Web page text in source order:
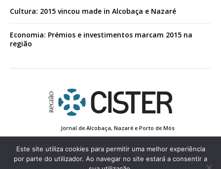
Cultura: 2015 vincou made in Alcobaça e Nazaré
Economia: Prémios e investimentos marcam 2015 na
região
Jornal de Alcobaça, Nazaré e Porto de Mós
Estatuto Editorial
Contactos
Política de Privacidade
Conta de Registo
Edição Impressa
Este site utiliza cookies para permitir uma melhor experiência
por parte do utilizador. Ao navegar no site estará a consentir a